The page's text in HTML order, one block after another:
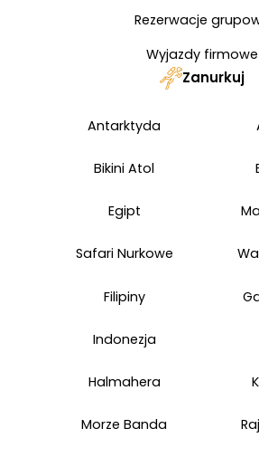
Rezerwacje
Wyjazdy firmowe
Zanurkuj
Antarktyda
Bikini Atol
Egipt
Safari Nurkowe
Filipiny
Indonezja
Halmahera
Morze Banda